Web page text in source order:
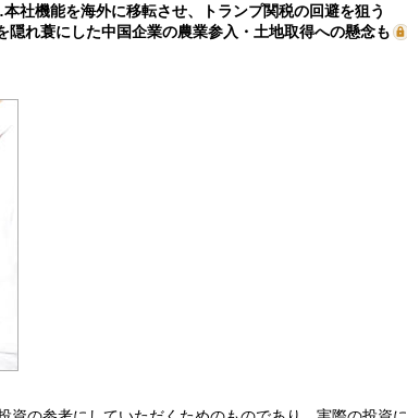
社機能を海外に移転させ、トランプ関税の回避を狙う
隠れ蓑にした中国企業の農業参入・土地取得への懸念も